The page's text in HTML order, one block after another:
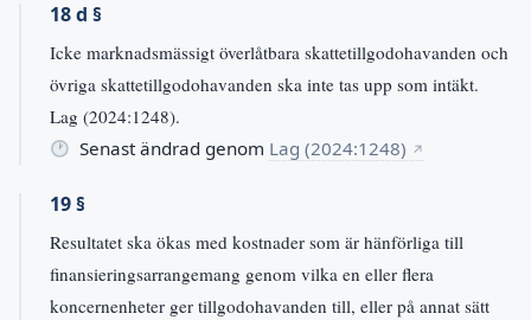
18 d §
Icke marknadsmässigt överlåtbara skattetillgodohavanden och
övriga skattetillgodohavanden ska inte tas upp som intäkt.
Lag (2024:1248).
Senast ändrad genom Lag (2024:1248) ↗
19 §
Resultatet ska ökas med kostnader som är hänförliga till
finansieringsarrangemang genom vilka en eller flera
koncernenheter ger tillgodohavanden till, eller på annat sätt